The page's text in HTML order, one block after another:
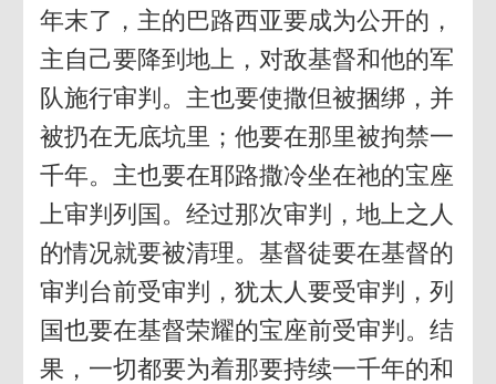
年末了，主的巴路西亚要成为公开的，
主自己要降到地上，对敌基督和他的军
队施行审判。主也要使撒但被捆绑，并
被扔在无底坑里；他要在那里被拘禁一
千年。主也要在耶路撒冷坐在祂的宝座
上审判列国。经过那次审判，地上之人
的情况就要被清理。基督徒要在基督的
审判台前受审判，犹太人要受审判，列
国也要在基督荣耀的宝座前受审判。结
果，一切都要为着那要持续一千年的和